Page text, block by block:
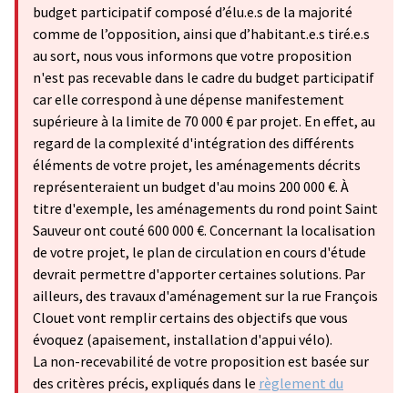
budget participatif composé d’élu.e.s de la majorité
comme de l’opposition, ainsi que d’habitant.e.s tiré.e.s
au sort, nous vous informons que votre proposition
n'est pas recevable dans le cadre du budget participatif
car elle correspond à une dépense manifestement
supérieure à la limite de 70 000 € par projet. En effet, au
regard de la complexité d'intégration des différents
éléments de votre projet, les aménagements décrits
représenteraient un budget d'au moins 200 000 €. À
titre d'exemple, les aménagements du rond point Saint
Sauveur ont couté 600 000 €. Concernant la localisation
de votre projet, le plan de circulation en cours d'étude
devrait permettre d'apporter certaines solutions. Par
ailleurs, des travaux d'aménagement sur la rue François
Clouet vont remplir certains des objectifs que vous
évoquez (apaisement, installation d'appui vélo).
La non-recevabilité de votre proposition est basée sur
des critères précis, expliqués dans le règlement du